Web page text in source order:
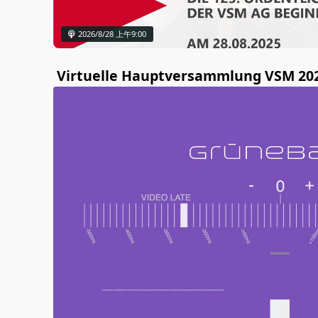
2026/8/28 上午9:00
Virtuelle Hauptversammlung VSM